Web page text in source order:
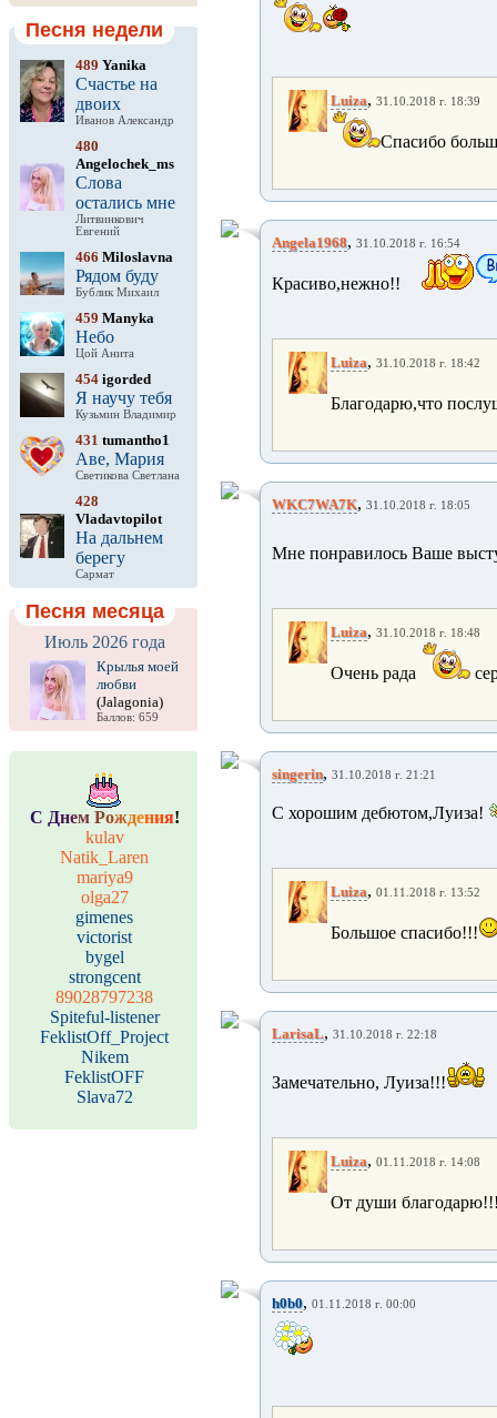
Песня недели
489 Yanika
Счастье на
двоих
Иванов Александр
480
Angelochek_ms
Слова
остались мне
Литвинкович
Евгений
466 Miloslavna
Рядом буду
Бублик Михаил
459 Manyka
Небо
Цой Анита
454 igorded
Я научу тебя
Кузьмин Владимир
431 tumantho1
Аве, Мария
Светикова Светлана
428
Vladavtopilot
На дальнем
берегу
Сармат
Песня месяца
Июль 2026 года
Крылья моей
любви
(Jalagonia)
Баллов: 659
С Днем Рождения!
kulav
Natik_Laren
mariya9
olga27
gimenes
victorist
bygel
strongcent
89028797238
Spiteful-listener
FeklistOff_Project
Nikem
FeklistOFF
Slava72
Luiza, 31.10.2018 г. 18:39
Спасибо
Angela1968, 31.10.2018 г. 16:54
Красиво,нежно!!
Luiza, 31.10.2018 г. 18:42
Благодарю,что
WKC7WA7K, 31.10.2018 г. 18:05
Мне понравилось Ваше
Luiza, 31.10.2018 г. 18:48
Очень рада
singerin, 31.10.2018 г. 21:21
С хорошим дебютом,Луиза!
Luiza, 01.11.2018 г. 13:52
Большое спасибо!!!
LarisaL, 31.10.2018 г. 22:18
Замечательно, Луиза!!!
Luiza, 01.11.2018 г. 14:08
От души
h0b0, 01.11.2018 г. 00:00